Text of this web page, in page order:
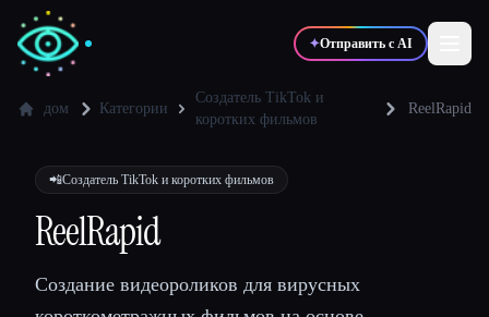
✦Отправить с AI
💻Разработчики
🎓Студенты 🎬Креаторы
дом Категории
Создатель TikTok и
коротких фильмов
ReelRapid
📲Создатель TikTok и коротких фильмов
ReelRapid
Создание видеороликов для вирусных